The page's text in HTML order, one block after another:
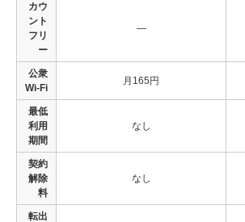
カウ
ント
フリ
ー
―
公衆
Wi-Fi
月165円
最低
利用
期間
なし
契約
解除
料
なし
転出